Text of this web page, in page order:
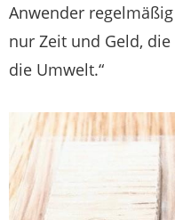
Anwender
nur Zeit und Geld,
die Umwelt.“